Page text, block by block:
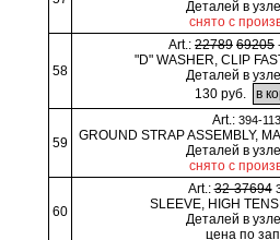
Деталей в
снято с
58
Art.: 22789 69205
"D" WASHER, CLIP
Деталей в
130 руб.
59
Art.: 394-
GROUND STRAP ASSEMBLY,
Деталей в
снято с
60
Art.:32-37694
SLEEVE, HIGH
Деталей в
цена по